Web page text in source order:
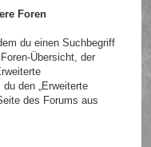
Foren
du einen Suchbegriff
Übersicht, der
den „Erweiterte
des Forums aus